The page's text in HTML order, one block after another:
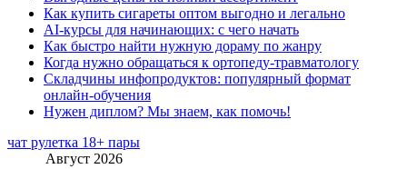
Как купить сигареты оптом выгодно и легально
AI-курсы для начинающих: с чего начать
Как быстро найти нужную дораму по жанру
Когда нужно обращаться к ортопеду-травматологу
Складчины инфопродуктов: популярный формат
онлайн-обучения
Нужен диплом? Мы знаем, как помочь!
чат рулетка 18+ пары
Август 2026